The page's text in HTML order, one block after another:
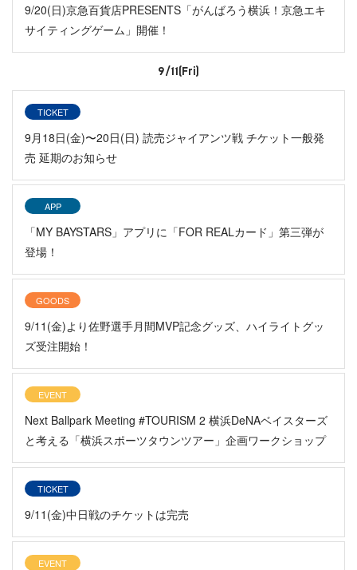
9/20(日)京急百貨店PRESENTS「がんばろう横浜！京急エキ
サイティングゲーム」開催！
9/11(Fri)
TICKET
9月18日(金)〜20日(日) 読売ジャイアンツ戦 チケット一般発
売 延期のお知らせ
APP
「MY BAYSTARS」アプリに「FOR REALカード」第三弾が
登場！
GOODS
9/11(金)より佐野選手月間MVP記念グッズ、ハイライトグッ
ズ受注開始！
EVENT
Next Ballpark Meeting #TOURISM 2 横浜DeNAベイスターズ
と考える「横浜スポーツタウンツアー」企画ワークショップ
TICKET
9/11(金)中日戦のチケットは完売
EVENT